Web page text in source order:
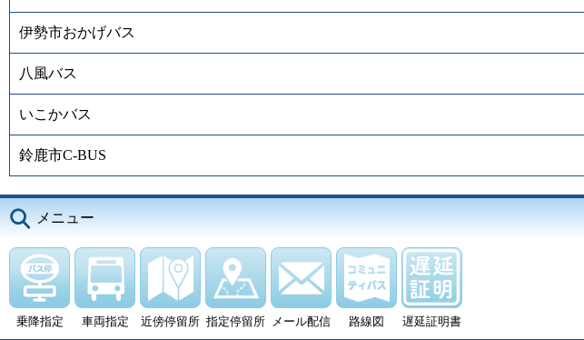
伊勢市おかげバス
八風バス
いこかバス
鈴鹿市C-BUS
メニュー
乗降指定 車両指定 近傍停留所 指定停留所 メール配信 路線図 遅延証明書